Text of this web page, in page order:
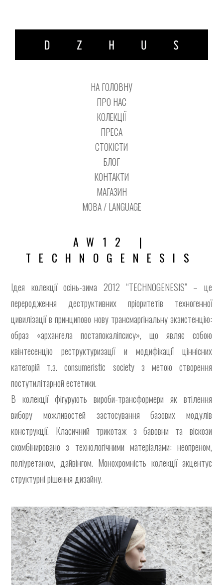
НА ГОЛОВНУ
ПРО НАС
КОЛЕКЦІЇ
ПРЕСА
СТОКІСТИ
БЛОГ
КОНТАКТИ
МАГАЗИН
МОВА / LANGUAGE
AW12 |
TECHNOGENESIS
Ідея колекції осінь-зима 2012 “TECHNOGENESIS” – це
переродження деструктивних пріоритетів техногенної
цивилізації в принципово нову трансмаргінальну экзистенцію:
образ «архангела постапокаліпсису», що являє собою
квінтесенцію реструктуризації и модифікації ціннісних
категорій т.з. consumeristic society з метою створення
постутилітарной естетики.
В колекції фігурують вироби-трансформери як втілення
вибору можливостей застосування базових модулів
конструкції. Класичний трикотаж з бавовни та віскози
скомбінировано з технологічними матеріалами: неопреном,
поліуретаном, дайвінгом. Монохромність колекції акцентує
структурні рішення дизайну.